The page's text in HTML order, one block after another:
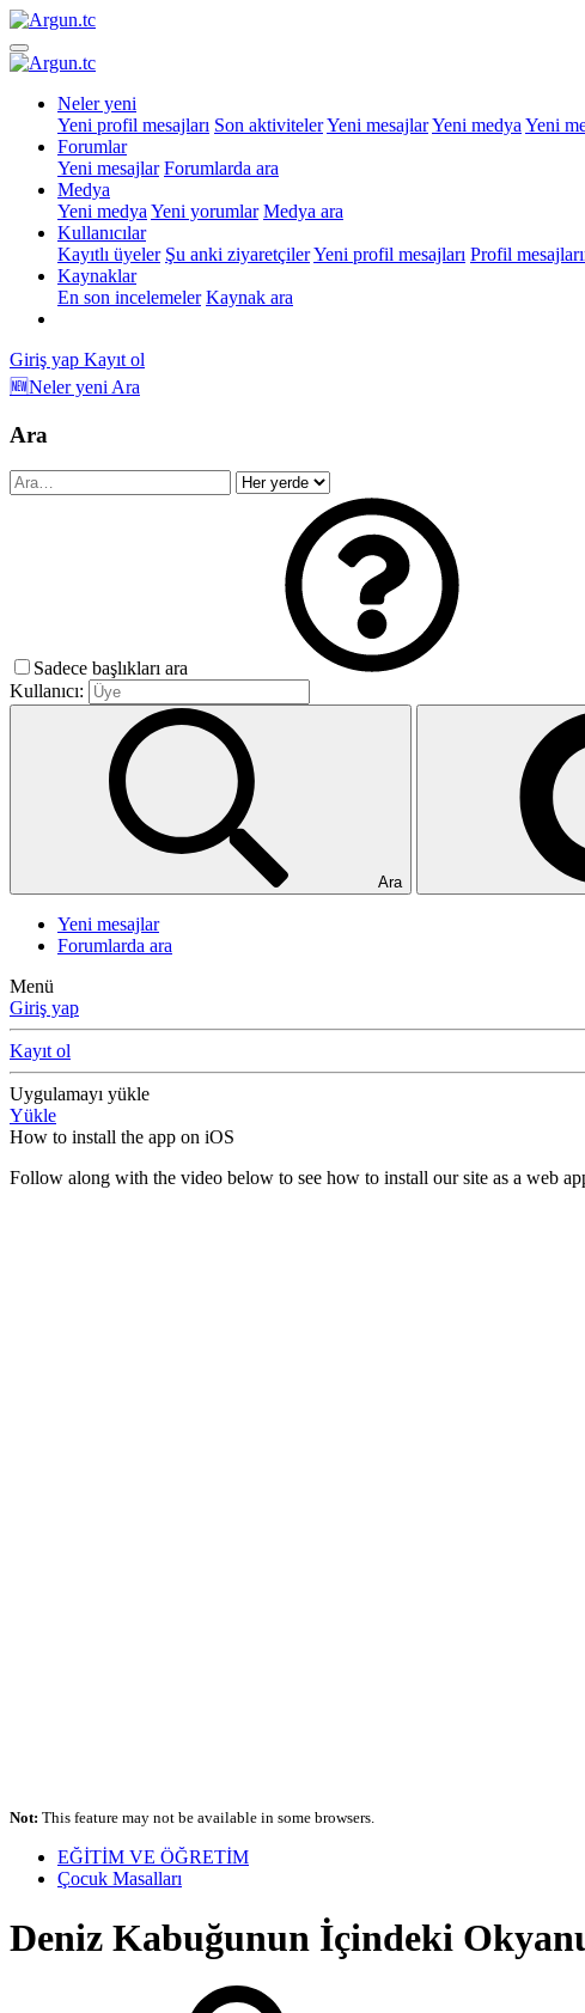
Neler yeni
Yeni profil mesajları Son aktivitelerYeni mesajlarYeni medya Yeni
Forumlar
Yeni mesajlar Forumlarda ara
Medya
Yeni medya Yeni yorumlar Medya ara
Kullanıcılar
Kayıtlı üyeler Şu anki ziyaretçilerYeni profil mesajları Profil
Kaynaklar
En son incelemeler Kaynak ara
Giriş yap Kayıt ol
🆕Neler yeni Ara
Ara
Sadece başlıkları ara
Kullanıcı:
Ara
Yeni mesajlar
Forumlarda ara
Menü
Giriş yap
Kayıt ol
Uygulamayı yükle
Yükle
How to install the app on iOS
Follow along with the video below to see how to install our site as a web
Not: This feature may not be available in some browsers.
EĞİTİM VE ÖĞRETİM
Çocuk Masalları
Deniz Kabuğunun İçindeki